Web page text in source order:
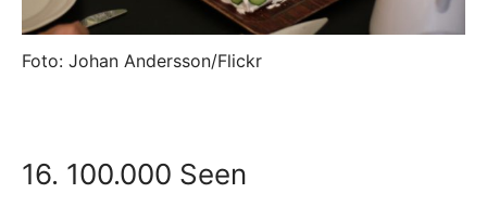
Foto: Johan Andersson/Flickr
16. 100.000 Seen